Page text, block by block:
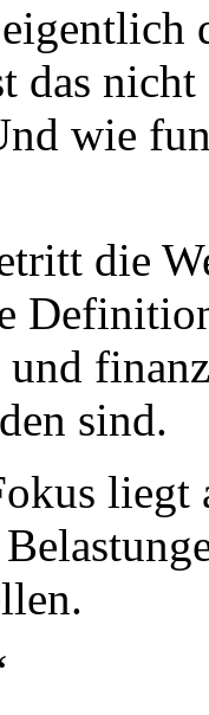
nicht
wie
die
sind.